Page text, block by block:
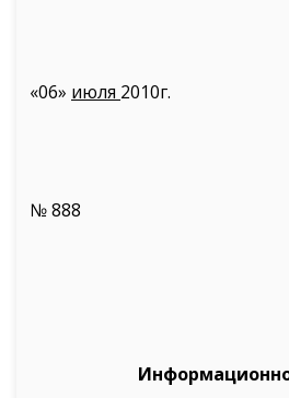
«06» июля 2010г.
№ 888